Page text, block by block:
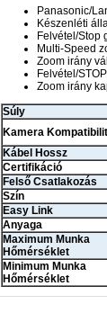
Panasonic/
Készenléti
Felvétel/Stop
Multi-Speed
Zoom irány
Felvétel/
Zoom irány
Súly
Kamera
Kábel Hossz
Certifikáció
Felső Csatlakozás
Szín
Easy Link
Anyaga
Maximum Munka
Hőmérséklet
Minimum Munka
Hőmérséklet